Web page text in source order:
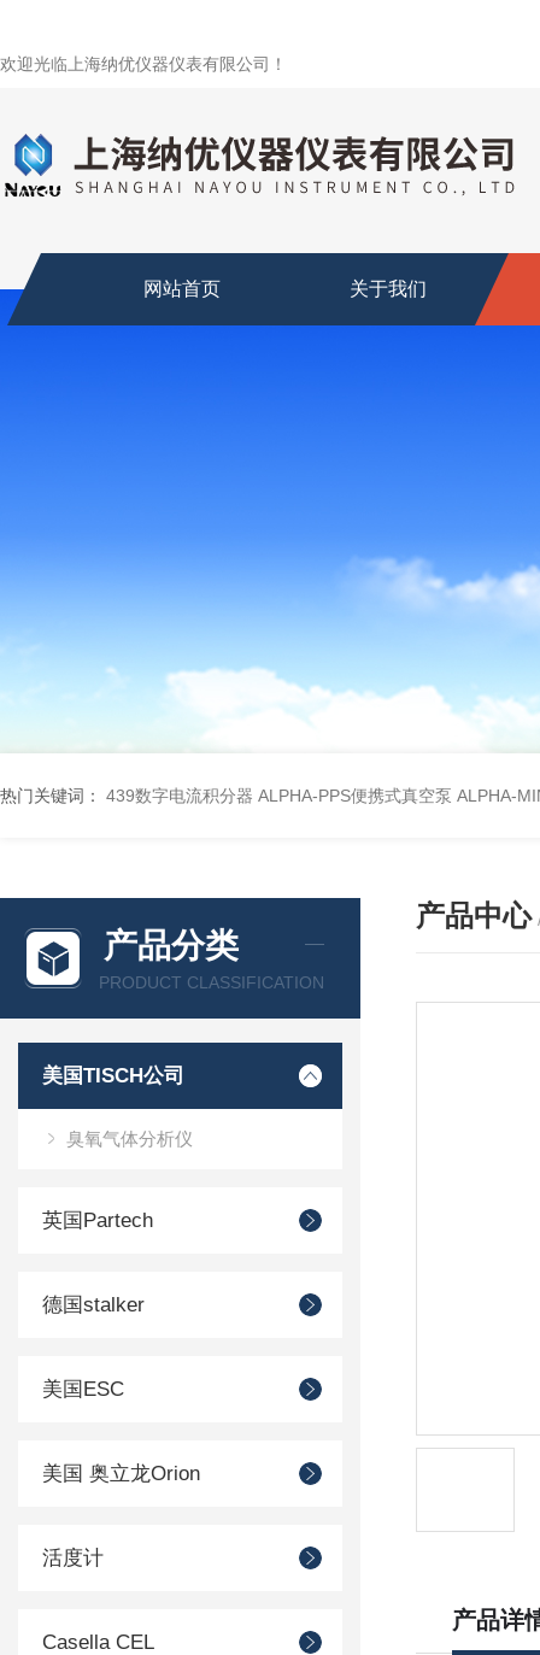
欢迎光临上海纳优仪器仪表有限公司！
网站首页 关于我们
热门关键词： 439数字电流积分器 ALPHA-PPS便携式真空泵 ALPHA-
产品分类
PRODUCT CLASSIFICATION
美国TISCH公司
臭氧气体分析仪
英国Partech
德国stalker
美国ESC
美国 奥立龙Orion
活度计
Casella CEL
产品中心
产品详